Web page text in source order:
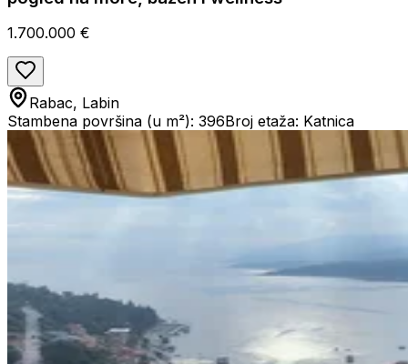
1.700.000 €
Rabac, Labin
Stambena površina (u m²): 396Broj etaža: Katnica